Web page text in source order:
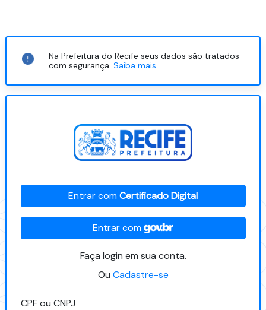
Na Prefeitura do Recife seus dados são tratados
com segurança.Saiba mais
Entrar comCertificado Digital
Entrar com
Faça login em sua conta.
Ou Cadastre-se
CPF ou CNPJ